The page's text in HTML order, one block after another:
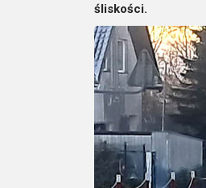
śliskości.